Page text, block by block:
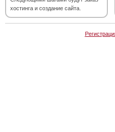
хостинга и создание сайта.